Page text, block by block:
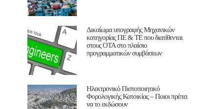
Δικαίωμα υπογραφής Μηχανικών
κατηγορίας ΠΕ & ΤΕ που διατίθενται
στους ΟΤΑ στο πλαίσιο
προγραμματικών συμβάσεων
Ηλεκτρονικό Πιστοποιητικό
Φορολογικής Κατοικίας – Ποιοι πρέπει
να το εκδώσουν